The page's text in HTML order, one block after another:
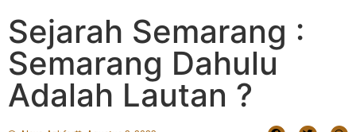
Sejarah Semarang :
Semarang Dahulu
Adalah Lautan ?